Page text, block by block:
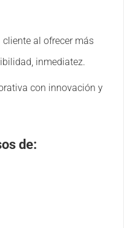
al ofrecer más
inmediatez.
con innovación y
de: